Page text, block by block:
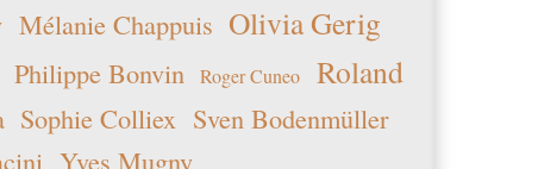
Mélanie Chappuis Olivia Gerig
Philippe Bonvin Roger Cuneo
Roland
Sophie Colliex Sven Bodenmüller
Yves Mugny